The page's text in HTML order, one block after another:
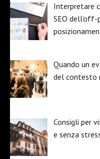
Interpretare
SEO
Quando un
del contesto
Consigli per
e senza